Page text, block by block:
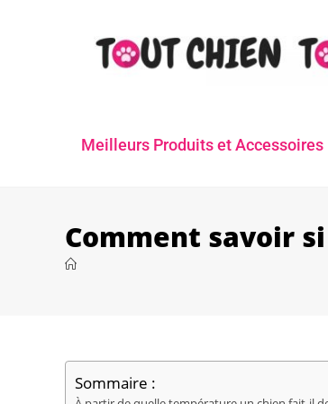
Meilleurs Produits et Accessoires
Comment savoir
Sommaire :